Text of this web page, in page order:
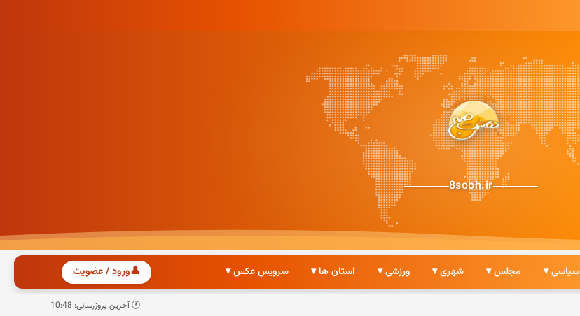
8sobh.ir
سیاسی ▾ مجلس ▾ شهری ▾ ورزشی ▾ استان ها ▾ سرویس عکس ▾ 👤ورود / عضویت
🕐 آخرین بروزرسانی: 10:48